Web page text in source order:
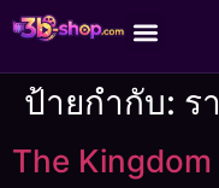
ป้ายกำกับ: ร
The